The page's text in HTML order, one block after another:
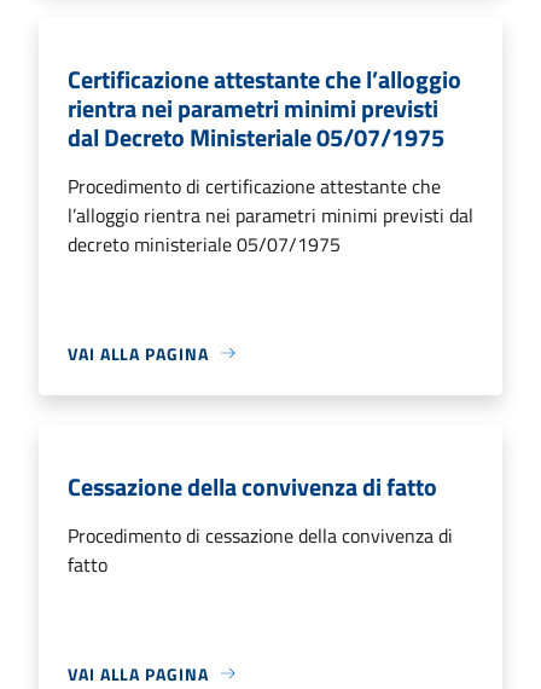
Certificazione attestante che l’alloggio
rientra nei parametri minimi previsti
dal Decreto Ministeriale 05/07/1975
Procedimento di certificazione attestante che
l’alloggio rientra nei parametri minimi previsti dal
decreto ministeriale 05/07/1975
VAI ALLA PAGINA
Cessazione della convivenza di fatto
Procedimento di cessazione della convivenza di
fatto
VAI ALLA PAGINA